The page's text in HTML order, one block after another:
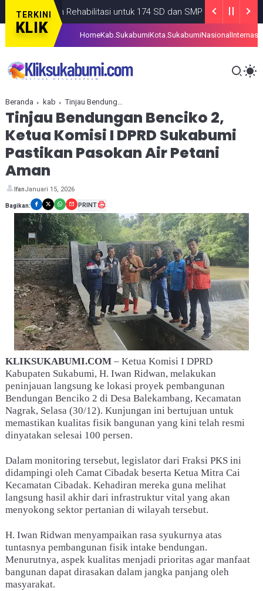
TERKINI
KLIK
Rehabilitasi untuk 174 SD dan SMP di Kabupaten Sukabumi
HomeKab.SukabumiKota.SukabumiNasional
Beranda kab Tinjau Bendungan Benciko 2, Ketua Komisi I DPRD Sukabumi Pastikan Pasokan Air Petani Aman
Tinjau Bendungan Benciko 2,
Ketua Komisi I DPRD Sukabumi
Pastikan Pasokan Air Petani
Aman
IfanJanuari 15, 2026
Bagikan: PRINT
KLIKSUKABUMI.COM– Ketua Komisi I DPRD
Kabupaten Sukabumi, H. Iwan Ridwan, melakukan
peninjauan langsung ke lokasi proyek pembangunan
Bendungan Benciko 2 di Desa Balekambang, Kecamatan
Nagrak, Selasa (30/12). Kunjungan ini bertujuan untuk
memastikan kualitas fisik bangunan yang kini telah resmi
dinyatakan selesai 100 persen.
Dalam monitoring tersebut, legislator dari Fraksi PKS ini
didampingi oleh Camat Cibadak beserta Ketua Mitra Cai
Kecamatan Cibadak. Kehadiran mereka guna melihat
langsung hasil akhir dari infrastruktur vital yang akan
menyokong sektor pertanian di wilayah tersebut.
H. Iwan Ridwan menyampaikan rasa syukurnya atas
tuntasnya pembangunan fisik intake bendungan.
Menurutnya, aspek kualitas menjadi prioritas agar manfaat
bangunan dapat dirasakan dalam jangka panjang oleh
masyarakat.